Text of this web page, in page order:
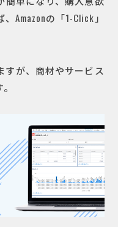
Amazonの「1-Click」
すが、商材やサービス